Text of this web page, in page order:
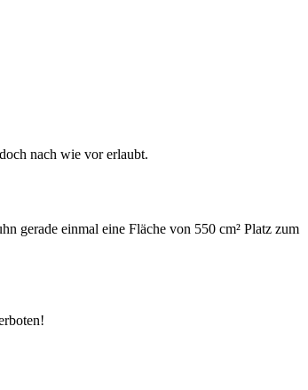
nach wie vor erlaubt.
gerade einmal eine Fläche von 550 cm² Platz zum